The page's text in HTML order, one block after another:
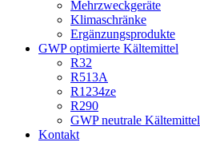
Mehrzweckgeräte
Klimaschränke
Ergänzungsprodukte
GWP optimierte Kältemittel
R32
R513A
R1234ze
R290
GWP neutrale Kältemittel
Kontakt